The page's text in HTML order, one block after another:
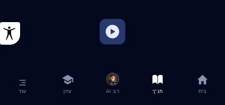
בית תנ"ך רב AI עיון עוד